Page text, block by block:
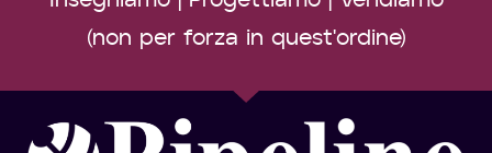
(non per forza in quest'ordine)